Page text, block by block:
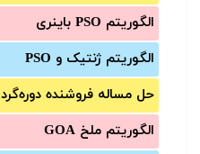
الگوریتم PSO باینری
الگوریتم ژنتیک و PSO
حل مساله فروشنده دوره‌گرد
الگوریتم ملخ GOA